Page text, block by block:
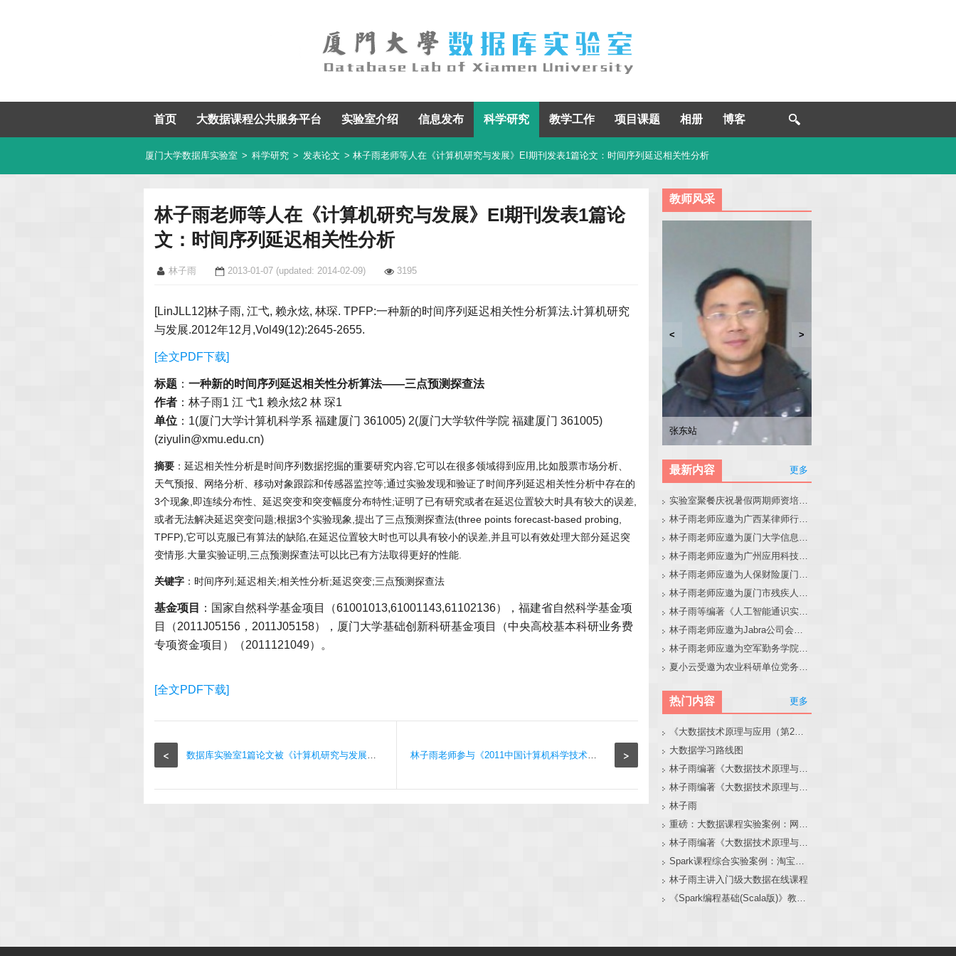
首页 大数据课程公共服务平台 实验室介绍 信息发布 科学研究 教学工作 项目课题 相册 博客
厦门大学数据库实验室 > 科学研究 > 发表论文 > 林子雨老师等人在《计算机研究与发展》EI期刊发表1篇论文：时间序列延迟相关性分析
林子雨老师等人在《计算机研究与发展》EI期刊发表1篇论
文：时间序列延迟相关性分析
林子雨 2013-01-07 (updated: 2014-02-09) 3195
[LinJLL12]林子雨, 江弋, 赖永炫, 林琛. TPFP:一种新的时间序列延迟相关性分析算法.计算机研究
与发展.2012年12月,Vol49(12):2645-2655.
[全文PDF下载]
标题 ： 一种新的时间序列延迟相关性分析算法——三点预测探查法
作者 ：林子雨1 江 弋1 赖永炫2 林 琛1
单位 ：1(厦门大学计算机科学系 福建厦门 361005) 2(厦门大学软件学院 福建厦门 361005)
(ziyulin@xmu.edu.cn)
摘要 ：延迟相关性分析是时间序列数据挖掘的重要研究内容,它可以在很多领域得到应用,比如股票市场分析、
天气预报、网络分析、移动对象跟踪和传感器监控等;通过实验发现和验证了时间序列延迟相关性分析中存在的
3个现象,即连续分布性、延迟突变和突变幅度分布特性;证明了已有研究或者在延迟位置较大时具有较大的误差,
或者无法解决延迟突变问题;根据3个实验现象,提出了三点预测探查法(three points forecast-based probing,
TPFP),它可以克服已有算法的缺陷,在延迟位置较大时也可以具有较小的误差,并且可以有效处理大部分延迟突
变情形.大量实验证明,三点预测探查法可以比已有方法取得更好的性能.
关键字 ：时间序列;延迟相关;相关性分析;延迟突变;三点预测探查法
基金项目
：国家自然科学基金项目（61001013,61001143,61102136），福建省自然科学基金项
目（2011J05156，2011J05158），厦门大学基础创新科研基金项目（中央高校基本科研业务费
专项资金项目）（2011121049）。
[全文PDF下载]
< 数据库实验室1篇论文被《计算机研究与发展》EI期刊录用 >
林子雨老师参与《2011中国计算机科学技术发展报告》撰写
教师风采
林子雨
张东站
林文水
冯少荣
< >
最新内容 更多
实验室聚餐庆祝暑假两期师资培训班圆满结束
林子雨老师应邀为广西某律师行业培训班做大模型和智能体讲座
林子雨老师应邀为广州应用科技学院做大模型和智能体讲座
林子雨等编著《人工智能通识实践教程》教材官网
热门内容 更多
《大数据技术原理与应用（第2版）》教材官网
大数据学习路线图
林子雨编著《大数据技术原理与应用（第3版）》教材官网
林子雨编著《大数据技术原理与应用》教材配套大数据软件安装和编程实践指南
林子雨
林子雨编著《大数据技术原理与应用（第3版）》教材配套大数据软件安装和编程实践指南
林子雨主讲入门级大数据在线课程
《Spark编程基础(Scala版)》教材官网